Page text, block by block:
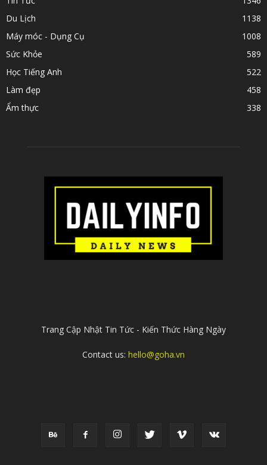
Du Lịch
1138
Máy móc - Dụng Cụ
1008
Sức Khỏe
589
Học Tiếng Anh
522
Làm đẹp
458
Ẩm thực
338
Trang Cập Nhật Tin Tức - Kiến Thức Hàng Ngày
Contact us: hello@goha.vn